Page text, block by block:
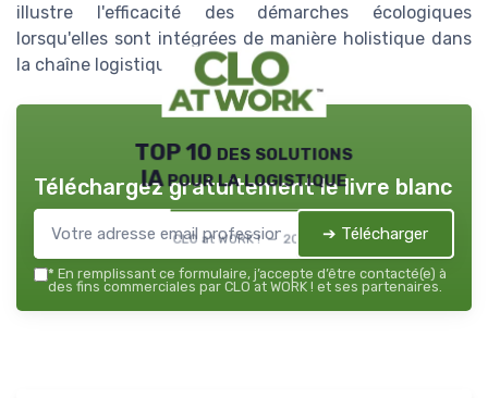
illustre l'efficacité des démarches écologiques
lorsqu'elles sont intégrées de manière holistique dans
la chaîne logistique.
TOP 10 des solutions
IA pour la logistique
CLO at WORK ! — 2026
Téléchargez gratuitement le livre blanc
➔ Télécharger
* En remplissant ce formulaire, j’accepte d’être contacté(e) à
des fins commerciales par CLO at WORK ! et ses partenaires.